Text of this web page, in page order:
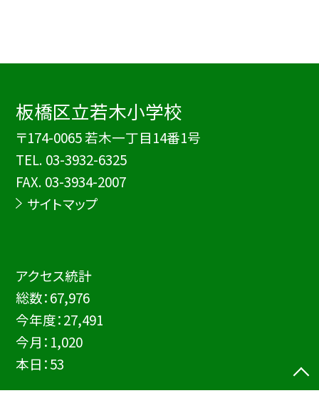
板橋区立若木小学校
〒174-0065 若木一丁目14番1号
TEL. 03-3932-6325
FAX. 03-3934-2007
サイトマップ
アクセス統計
総数：67,976
今年度：27,491
今月： 1,020
本日：53